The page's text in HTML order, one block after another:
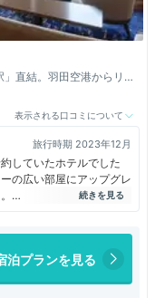
直結。羽田空港からリム
表示される口コミについて
旅行時期 2023年12月
していたホテルでした
の広い部屋にアップグレ
でした。
泊プランを見る